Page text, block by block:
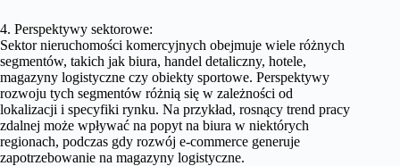
4. Perspektywy sektorowe:
Sektor nieruchomości komercyjnych obejmuje wiele różnych
segmentów, takich jak biura, handel detaliczny, hotele,
magazyny logistyczne czy obiekty sportowe. Perspektywy
rozwoju tych segmentów różnią się w zależności od
lokalizacji i specyfiki rynku. Na przykład, rosnący trend pracy
zdalnej może wpływać na popyt na biura w niektórych
regionach, podczas gdy rozwój e-commerce generuje
zapotrzebowanie na magazyny logistyczne.